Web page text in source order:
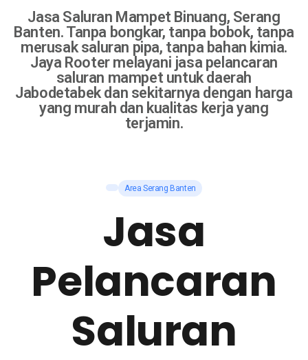
Jasa Saluran Mampet Binuang, Serang
Banten. Tanpa bongkar, tanpa bobok, tanpa
merusak saluran pipa, tanpa bahan kimia.
Jaya Rooter melayani jasa pelancaran
saluran mampet untuk daerah
Jabodetabek dan sekitarnya dengan harga
yang murah dan kualitas kerja yang
terjamin.
Area Serang Banten
Jasa
Pelancaran
Saluran